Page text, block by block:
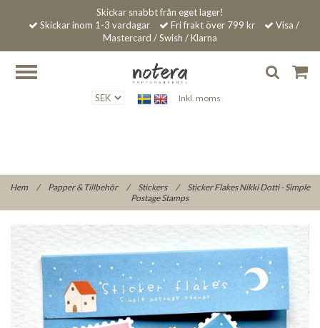
Skickar snabbt från eget lager!
Skickar inom 1-3 vardagar
Fri frakt över 799 kr
Visa /
Mastercard / Swish / Klarna
Inkl. moms
Hem / Papper & Tillbehör / Stickers /
Sticker Flakes Nikki Dotti - Simple
Postage Stamps